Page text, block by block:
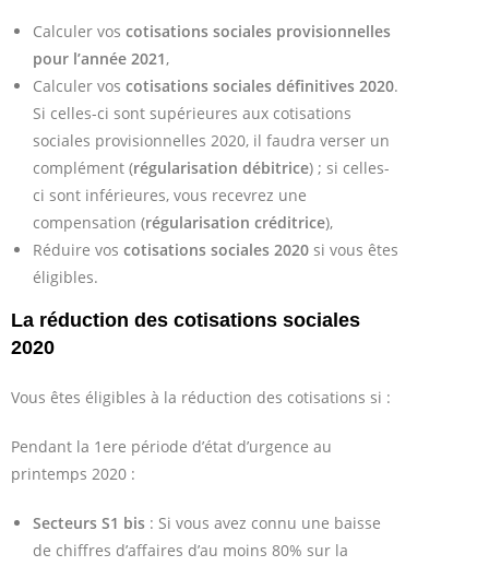
Calculer vos cotisations sociales provisionnelles
pour l’année 2021,
Calculer vos cotisations sociales définitives 2020.
Si celles-ci sont supérieures aux cotisations
sociales provisionnelles 2020, il faudra verser un
complément (régularisation débitrice) ; si celles-
ci sont inférieures, vous recevrez une
compensation (régularisation créditrice),
Réduire vos cotisations sociales 2020 si vous êtes
éligibles.
La réduction des cotisations sociales
2020
Vous êtes éligibles à la réduction des cotisations si :
Pendant la 1ere période d’état d’urgence au
printemps 2020 :
Secteurs S1 bis : Si vous avez connu une baisse
de chiffres d’affaires d’au moins 80% sur la